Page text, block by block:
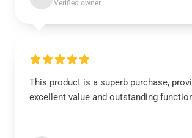
Verified owner
This product is a superb purchase,
excellent value and outstanding